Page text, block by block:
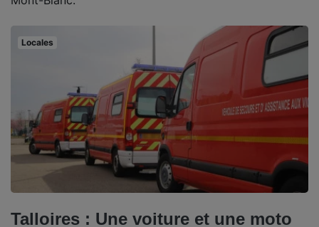
Locales
Talloires : Une voiture et une moto